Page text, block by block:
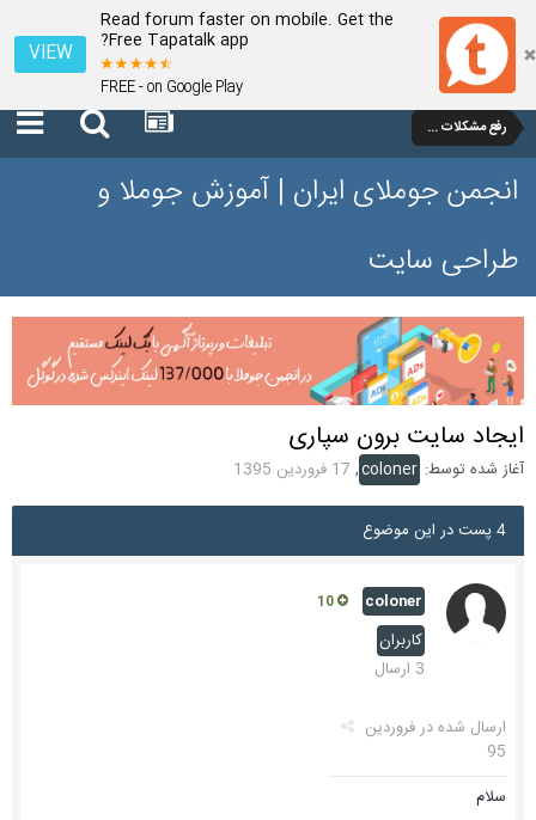
Read forum faster on mobile. Get the
Free Tapatalk app?
FREE - on Google Play
VIEW
رفع مشکلات و سوالات عمومی جوملا 3 تا 3.9
انجمن جوملای ایران | آموزش جوملا و
طراحی سایت
ایجاد سایت برون سپاری
آغاز شده توسط: coloner
, 17 فروردین 1395
4 پست در این موضوع
coloner
کاربران
3 ارسال
ارسال شده درفروردین
95
سلام